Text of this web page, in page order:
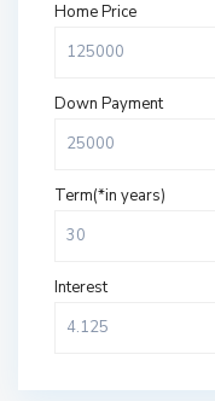
Home Price
Down Payment
Term(*in years)
Interest